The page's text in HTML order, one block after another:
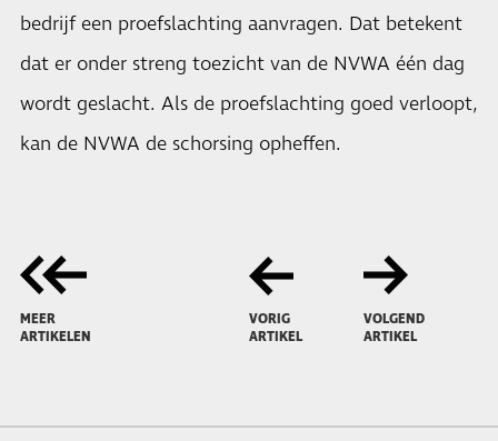
bedrijf een proefslachting aanvragen. Dat betekent
dat er onder streng toezicht van de NVWA één dag
wordt geslacht. Als de proefslachting goed verloopt,
kan de NVWA de schorsing opheffen.
MEER
ARTIKELEN
VORIG
ARTIKEL
VOLGEND
ARTIKEL